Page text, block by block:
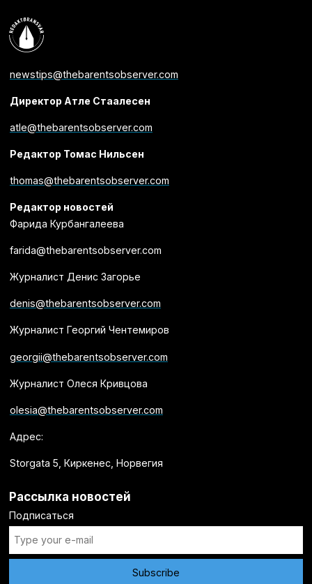
newstips@thebarentsobserver.com
Директор Атле Стаалесен
atle@thebarentsobserver.com
Редактор Томас Нильсен
thomas@thebarentsobserver.com
Редактор новостей
Фарида Курбангалеева
farida@thebarentsobserver.com
Журналист Денис Загорье
denis@thebarentsobserver.com
Журналист Георгий Чентемиров
georgii@thebarentsobserver.com
Журналист Олеся Кривцова
olesia@thebarentsobserver.com
Адрес:
Storgata 5, Киркенес, Норвегия
Рассылка новостей
Подписаться